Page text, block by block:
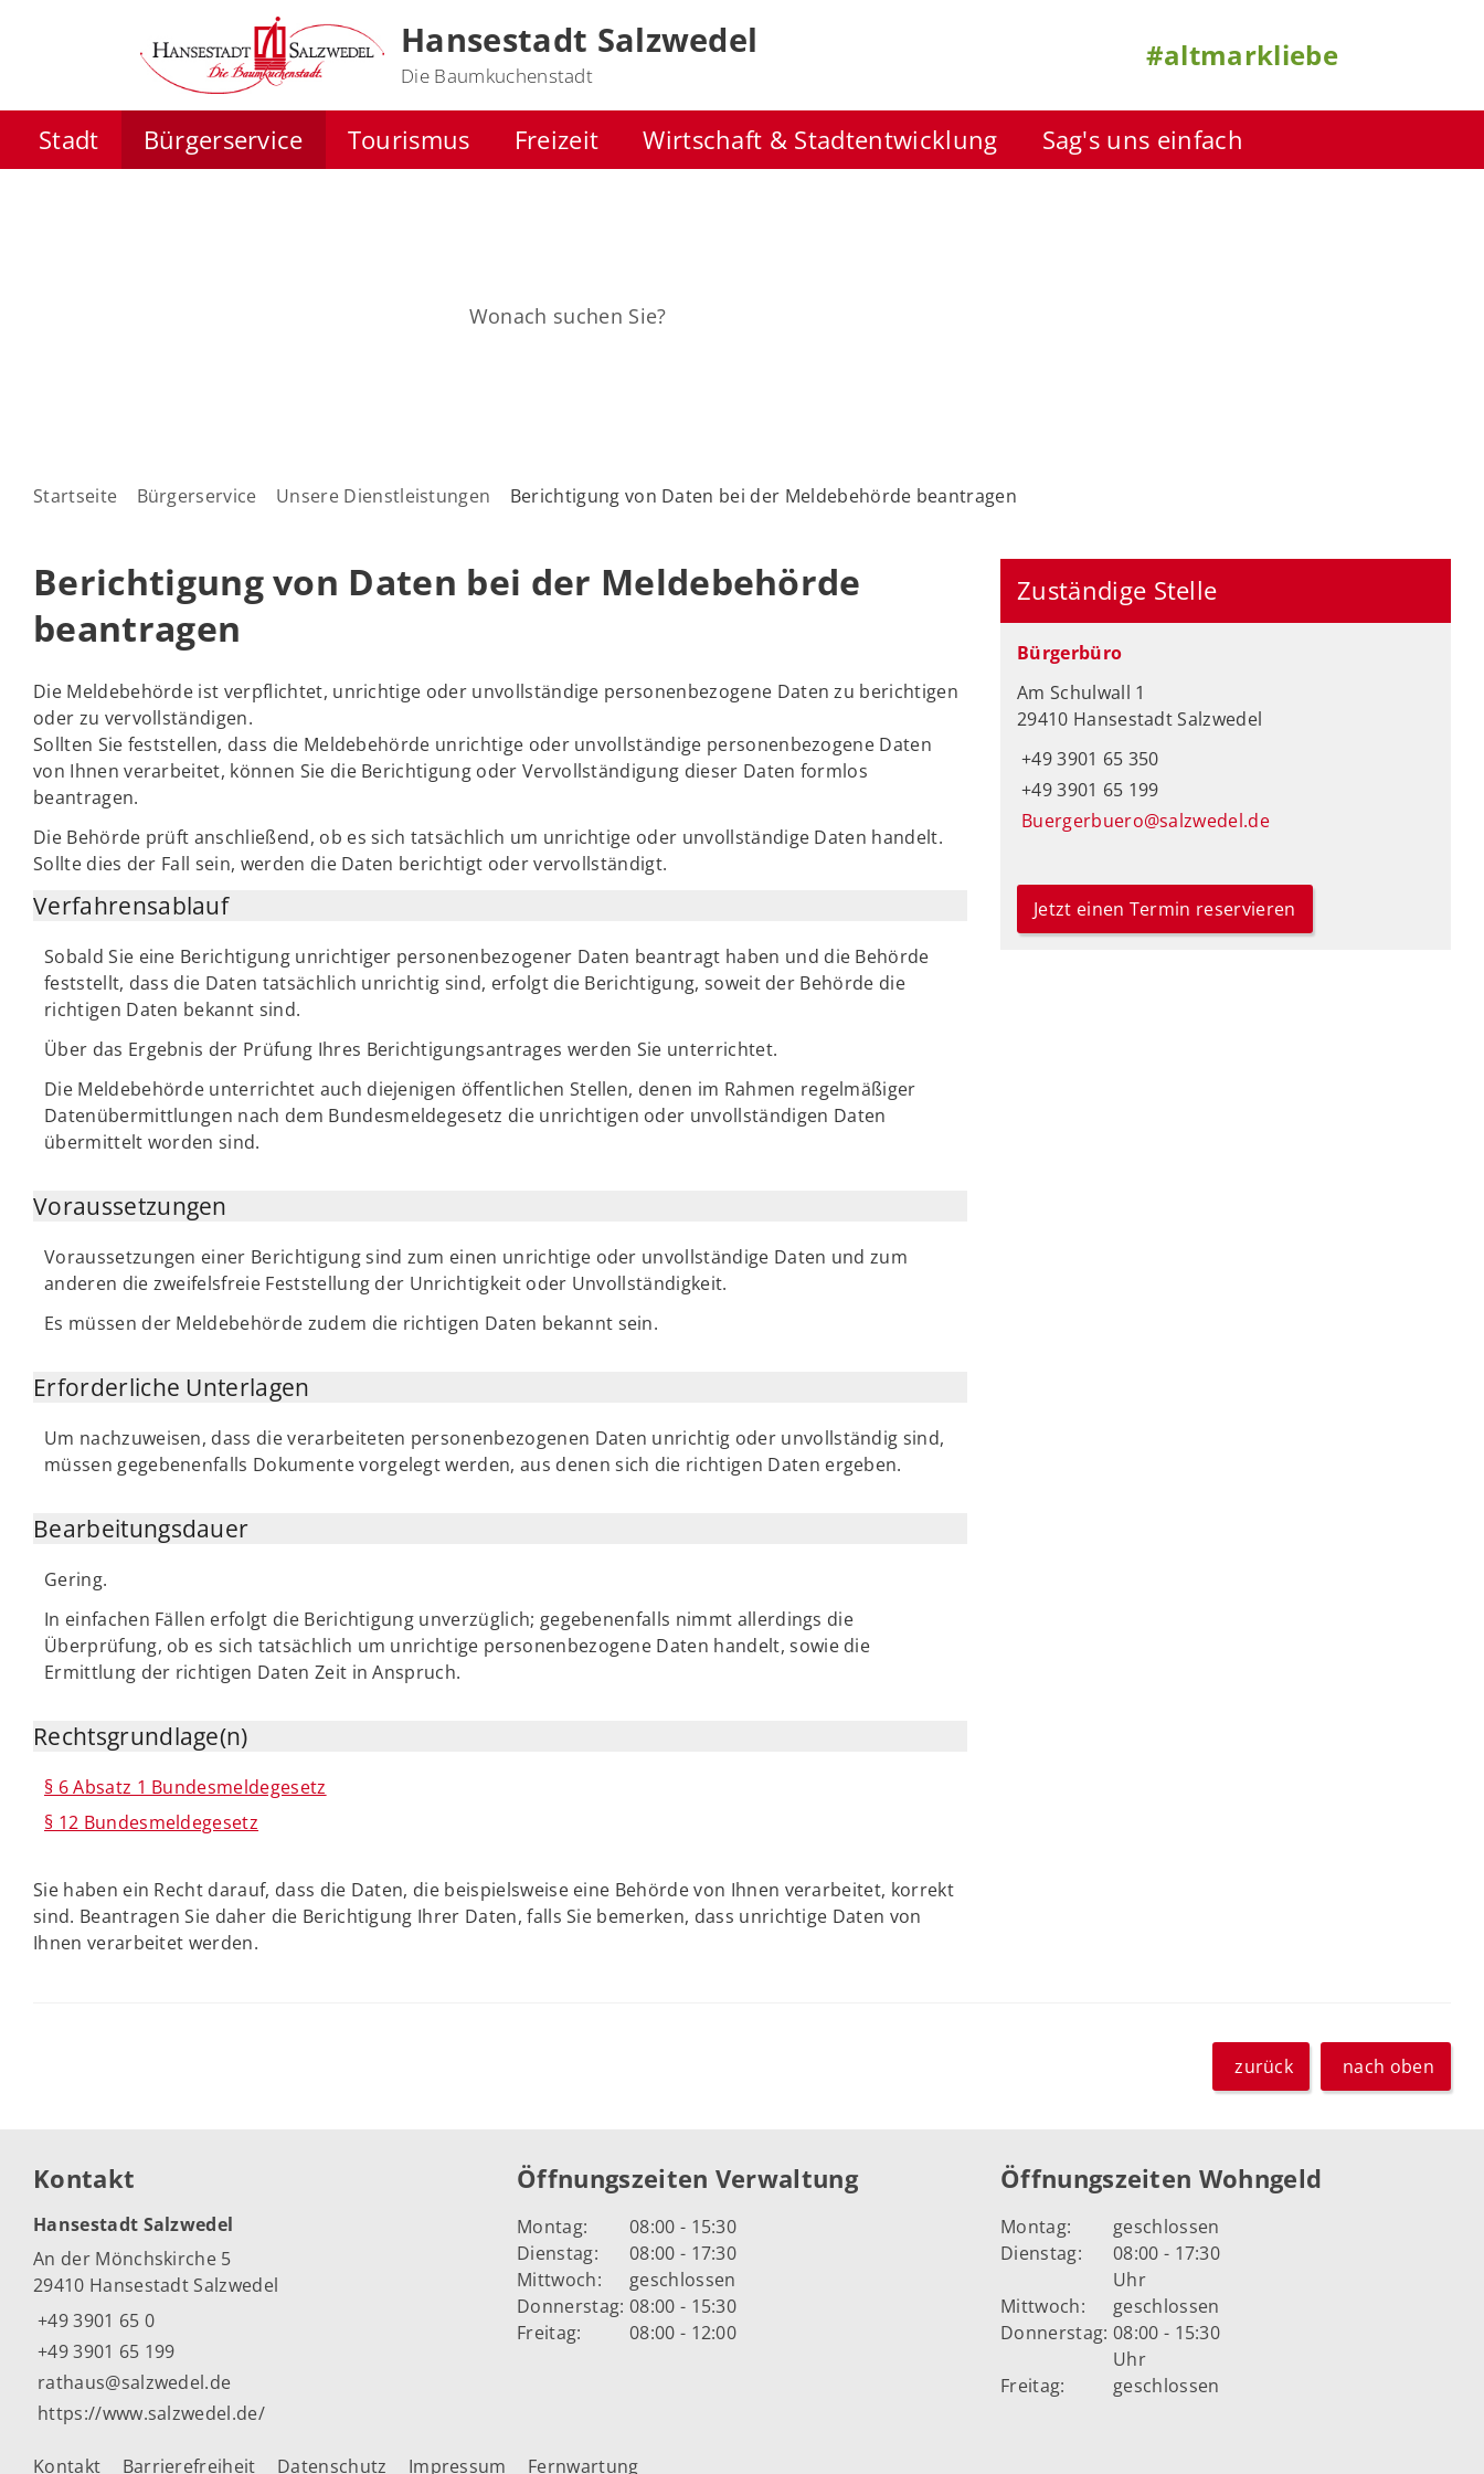
Hansestadt Salzwedel
Die Baumkuchenstadt
#altmarkliebe
Stadt Bürgerservice Tourismus Freizeit Wirtschaft & Stadtentwicklung Sag's uns einfach
Startseite Bürgerservice Unsere Dienstleistungen Berichtigung von Daten bei der Meldebehörde beantragen
Berichtigung von Daten bei der Meldebehörde
beantragen
Die Meldebehörde ist verpflichtet, unrichtige oder unvollständige personenbezogene Daten zu berichtigen
oder zu vervollständigen.
Sollten Sie feststellen, dass die Meldebehörde unrichtige oder unvollständige personenbezogene Daten
von Ihnen verarbeitet, können Sie die Berichtigung oder Vervollständigung dieser Daten formlos
beantragen.
Die Behörde prüft anschließend, ob es sich tatsächlich um unrichtige oder unvollständige Daten handelt.
Sollte dies der Fall sein, werden die Daten berichtigt oder vervollständigt.
Verfahrensablauf
Sobald Sie eine Berichtigung unrichtiger personenbezogener Daten beantragt haben und die Behörde
feststellt, dass die Daten tatsächlich unrichtig sind, erfolgt die Berichtigung, soweit der Behörde die
richtigen Daten bekannt sind.
Über das Ergebnis der Prüfung Ihres Berichtigungsantrages werden Sie unterrichtet.
Die Meldebehörde unterrichtet auch diejenigen öffentlichen Stellen, denen im Rahmen regelmäßiger
Datenübermittlungen nach dem Bundesmeldegesetz die unrichtigen oder unvollständigen Daten
übermittelt worden sind.
Voraussetzungen
Voraussetzungen einer Berichtigung sind zum einen unrichtige oder unvollständige Daten und zum
anderen die zweifelsfreie Feststellung der Unrichtigkeit oder Unvollständigkeit.
Es müssen der Meldebehörde zudem die richtigen Daten bekannt sein.
Erforderliche Unterlagen
Um nachzuweisen, dass die verarbeiteten personenbezogenen Daten unrichtig oder unvollständig sind,
müssen gegebenenfalls Dokumente vorgelegt werden, aus denen sich die richtigen Daten ergeben.
Bearbeitungsdauer
Gering.
In einfachen Fällen erfolgt die Berichtigung unverzüglich; gegebenenfalls nimmt allerdings die
Überprüfung, ob es sich tatsächlich um unrichtige personenbezogene Daten handelt, sowie die
Ermittlung der richtigen Daten Zeit in Anspruch.
Rechtsgrundlage(n)
§ 6 Absatz 1 Bundesmeldegesetz
§ 12 Bundesmeldegesetz
Sie haben ein Recht darauf, dass die Daten, die beispielsweise eine Behörde von Ihnen verarbeitet, korrekt
sind. Beantragen Sie daher die Berichtigung Ihrer Daten, falls Sie bemerken, dass unrichtige Daten von
Ihnen verarbeitet werden.
Zuständige Stelle
Bürgerbüro
Am Schulwall 1
29410 Hansestadt Salzwedel
+49 3901 65 350
+49 3901 65 199
Buergerbuero@salzwedel.de
Jetzt einen Termin reservieren
zurück nach oben
Kontakt
Hansestadt Salzwedel
An der Mönchskirche 5
29410 Hansestadt Salzwedel
+49 3901 65 0
+49 3901 65 199
rathaus@salzwedel.de
https://www.salzwedel.de/
Öffnungszeiten Verwaltung
Montag:
08:00 - 15:30
Dienstag:
08:00 - 17:30
Mittwoch:
geschlossen
Donnerstag: 08:00 - 15:30
Freitag:
08:00 - 12:00
Öffnungszeiten Wohngeld
Montag:
geschlossen
Dienstag:
08:00 - 17:30
Uhr
Mittwoch:
geschlossen
Donnerstag: 08:00 - 15:30
Uhr
Freitag:
geschlossen
Kontakt Barrierefreiheit Datenschutz Impressum Fernwartung